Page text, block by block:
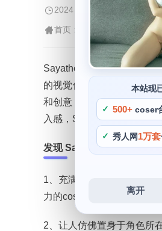
本站现
500+ coser
秀人网1万套
离开
2024 年 5 月 21 日 11:14:27
首页 > Sayathefox 正文
Sayathefox，希望她能够
的视觉体验，带给我们更
和创意，每一个角色都被
入感，Sayathefox的摄影
发现 Sayathefox精灵的美
1、充满了幻想和创意，
力的cos博主，她的精灵作
2、让人仿佛置身于角色所